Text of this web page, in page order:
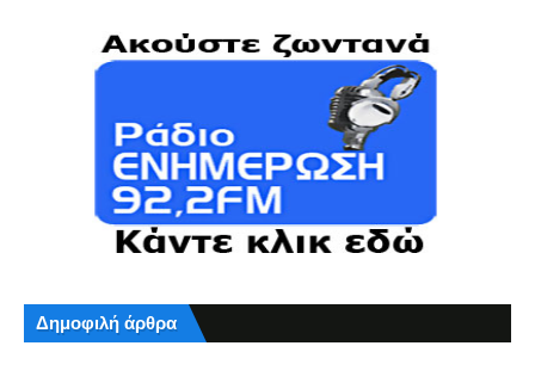
Δημοφιλή άρθρα